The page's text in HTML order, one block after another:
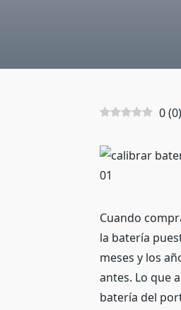
0(0)
Cuando
la batería
meses y los
antes. Lo que
batería del